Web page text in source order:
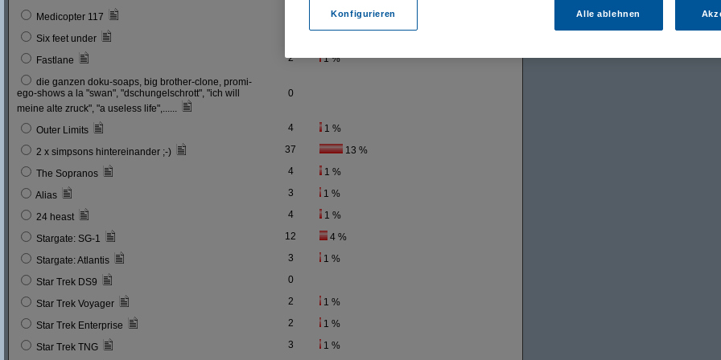
Medicopter 117
Six feet under
Fastlane 2 1 %
die ganzen doku-soaps, big brother-clone, promi-
ego-shows a la "swan", "dschungelschrott", "ich will
meine alte zruck", "a useless life",......
0
Outer Limits 4 1 %
2 x simpsons hintereinander ;-) 37 13 %
The Sopranos 4 1 %
Alias 3 1 %
24 heast 4 1 %
Stargate: SG-1 12 4 %
Stargate: Atlantis 3 1 %
Star Trek DS9 0
Star Trek Voyager 2 1 %
Star Trek Enterprise 2 1 %
Star Trek TNG 3 1 %
Konfigurieren Alle ablehnen